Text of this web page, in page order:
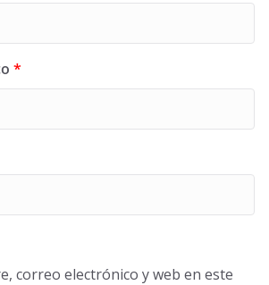
*
correo electrónico y web en este